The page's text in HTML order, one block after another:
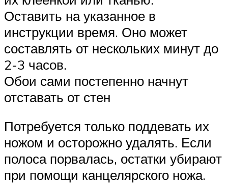
Оставить на указанное в
инструкции время. Оно может
составлять от нескольких минут до
2-3 часов.
Обои сами постепенно начнут
отставать от стен
Потребуется только поддевать их
ножом и осторожно удалять. Если
полоса порвалась, остатки убирают
при помощи канцелярского ножа.